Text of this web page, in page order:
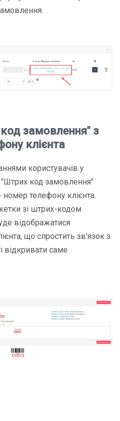
замовлення" з
клієнта
користувачів у
код замовлення"
номер телефону клієнта.
зі штрих-кодом
відображатися
що спростить зв'язок з
відкривати саме